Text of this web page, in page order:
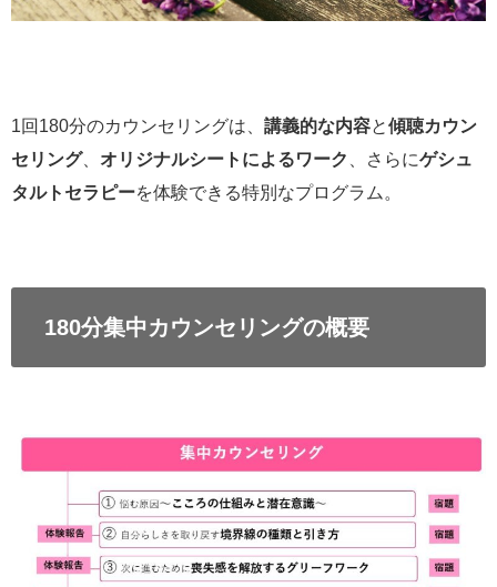
1回180分のカウンセリングは、 講義的な内容と傾聴カウン
セリング、 オリジナルシートによるワーク 、さらにゲシュ
タルトセラピーを体験できる特別なプログラム。
180分集中カウンセリングの概要